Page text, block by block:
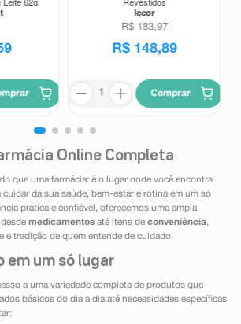
Iccor
R$ 183,97
R$ 148,89
Comprar
Online Completa
que uma farmácia: é o lugar onde você encontra
da sua saúde, bem-estar e rotina em um só
prática e confiável, oferecemos uma ampla
medicamentosaté itens de conveniência,
e tradição de quem entende de cuidado.
em um só lugar
a uma variedade completa de produtos que
básicos do dia a dia até necessidades específicas